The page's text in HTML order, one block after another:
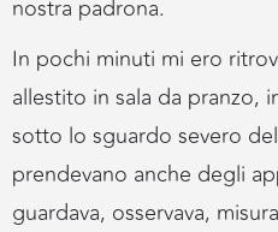
nostra padrona.
In pochi minuti mi ero
allestito in sala da pranzo,
sotto lo sguardo severo
prendevano anche degli
guardava, osservava,